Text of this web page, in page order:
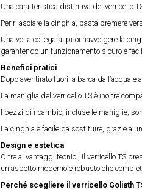
Una caratteristica distintiva del verricello
Per rilasciare la cinghia, basta premere
Una volta collegata, puoi riavvolgere la
garantendo un funzionamento sicuro e
Benefici pratici
Dopo aver tirato fuori la barca dall’acqua
La maniglia del verricello TS è inoltre
I pezzi di ricambio, incluse le maniglie,
La cinghia è facile da sostituire, grazie a
Design e estetica
Oltre ai vantaggi tecnici, il verricello TS
un aspetto moderno e robusto che
Perché scegliere il verricello Goliath